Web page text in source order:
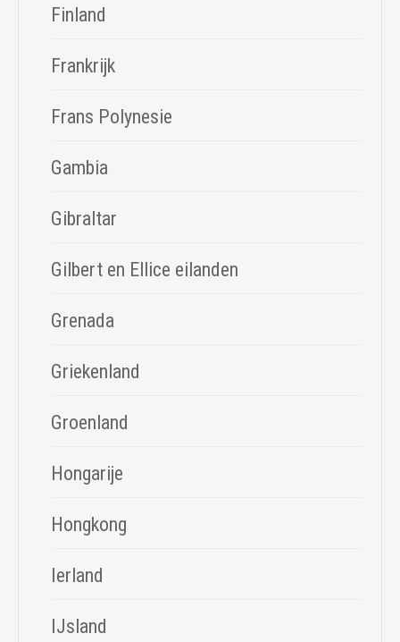
Finland
Frankrijk
Frans Polynesie
Gambia
Gibraltar
Gilbert en Ellice eilanden
Grenada
Griekenland
Groenland
Hongarije
Hongkong
Ierland
IJsland